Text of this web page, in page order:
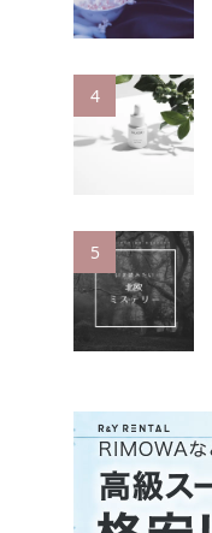
4
5